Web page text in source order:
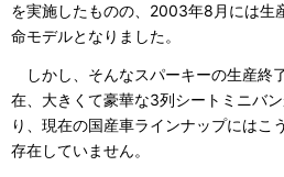
を実施したものの、2003年8月には生
命モデルとなりました。
しかし、そんなスパーキーの生産終
在、大きくて豪華な3列シートミニバ
り、現在の国産車ラインナップにはこ
存在していません。